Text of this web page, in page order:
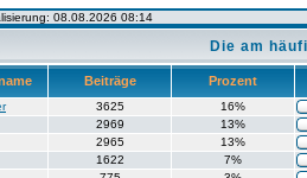
08.08.2026 08:14
Die am
Beiträge Prozent
3625
16%
2969
13%
2965
13%
1622
7%